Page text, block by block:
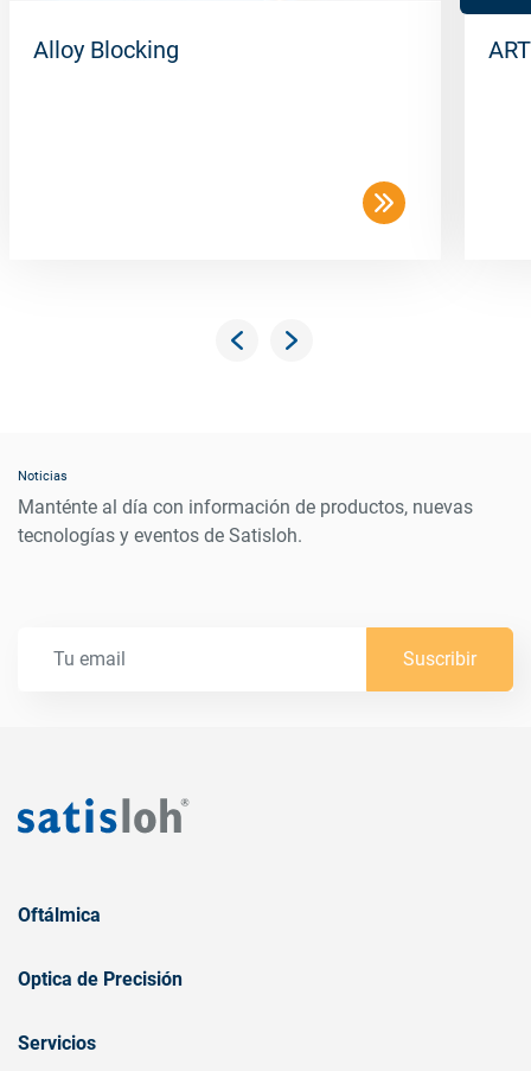
Alloy Blocking
Noticias
Manténte al día con información de productos, nuevas
tecnologías y eventos de Satisloh.
Suscribir
Oftálmica
Optica de Precisión
Servicios